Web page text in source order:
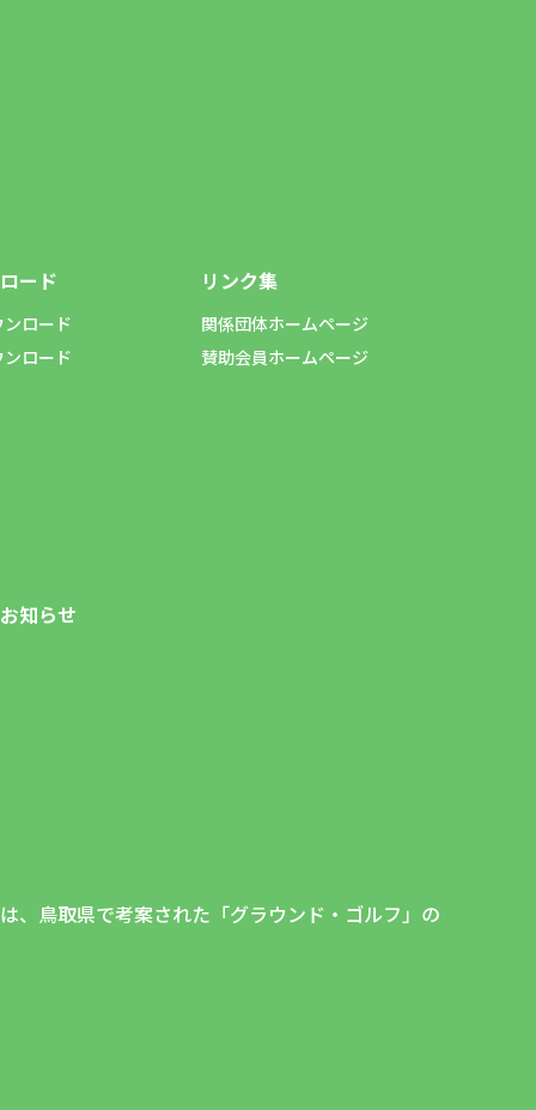
ード
ロード
ロード
リンク集
関係団体ホームページ
賛助会員ホームページ
知らせ
、鳥取県で考案された「グラウンド・ゴルフ」の